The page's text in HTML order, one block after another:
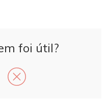
foi útil?